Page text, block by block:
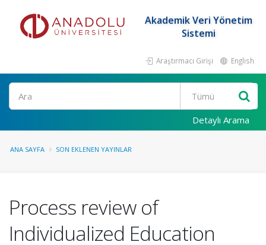
Akademik Veri Yönetim
Sistemi
Araştırmacı Girişi English
Ara
Detaylı Arama
ANA SAYFA SON EKLENEN YAYINLAR
Process review of
Individualized Education